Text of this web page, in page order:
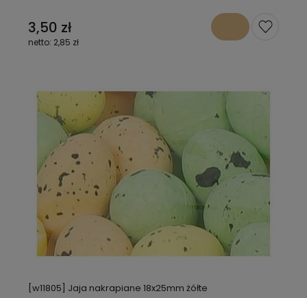
3,50 zł
2,85 zł
[w11805] Jaja nakrapiane 18x25mm żółte